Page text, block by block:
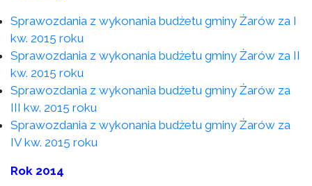
Sprawozdania z wykonania budżetu gminy Żarów za I
kw. 2015 roku
Sprawozdania z wykonania budżetu gminy Żarów za II
kw. 2015 roku
Sprawozdania z wykonania budżetu gminy Żarów za
III kw. 2015 roku
Sprawozdania z wykonania budżetu gminy Żarów za
IV kw. 2015 roku
Rok 2014